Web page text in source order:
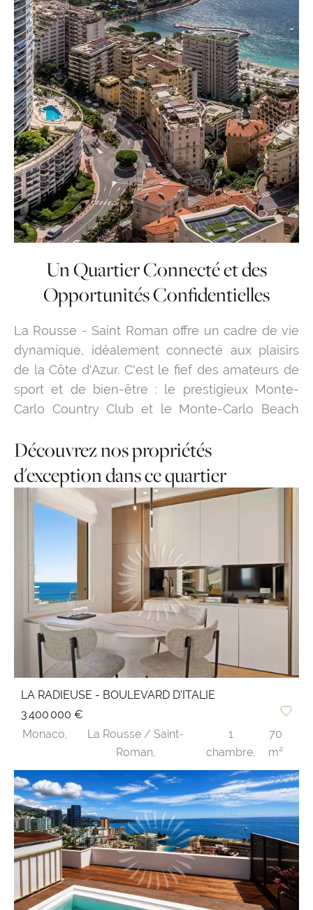
connaissance intime du marché local et une
réactivité immédiate pour dénicher des
appartements vue mer exclusifs. Vivre ici, c'est
choisir la sécurité et la sérénité, tout en
profitant d'une qualité de vie résidentielle
incomparable.
Un Quartier Connecté et des
Opportunités Confidentielles
La Rousse - Saint Roman offre un cadre de vie
dynamique, idéalement connecté aux plaisirs
de la Côte d'Azur. C'est le fief des amateurs de
sport et de bien-être : le prestigieux Monte-
Carlo Country Club et le Monte-Carlo Beach
nouvelle École Internationale pour les familles.
Bien que situé en hauteur, le quartier rejoint les
plages du Larvotto en quelques minutes grâce
aux ascenseurs publics. Pour naviguer dans ce
marché prisé, Mauro PIRAS et Silvio PIRAS
mettent à votre service leur expertise
historique. Contactez-nous dès aujourd'hui pour
accéder à notre sélection, et demandez
spécifiquement nos options "off-market" (biens
hors marché) pour saisir les opportunités les
plus confidentielles.
Découvrez nos propriétés
d'exception dans ce quartier
LA RADIEUSE - BOULEVARD D'ITALIE
3 400 000 €
Monaco,
La Rousse / Saint-
Roman,
1
chambre,
70
m²